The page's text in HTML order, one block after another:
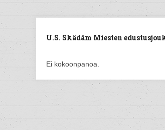
U.S. Skädäm Miesten
Ei kokoonpanoa.